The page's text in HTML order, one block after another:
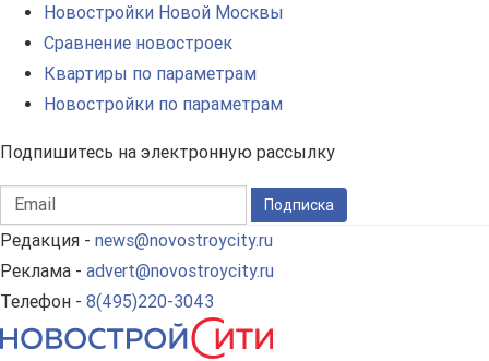
Новостройки Новой Москвы
Сравнение новостроек
Квартиры по параметрам
Новостройки по параметрам
Подпишитесь на электронную рассылку
Подписка
Редакция - news@novostroycity.ru
Реклама - advert@novostroycity.ru
Телефон - 8(495)220-3043